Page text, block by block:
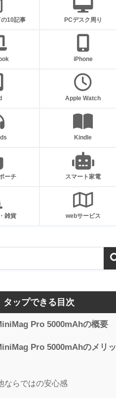
10記事 PCデスク周り
iPhone
Apple Watch
Kindle
ーチ スマート家電
雑貨 webサービス
タップできる目次
Pro 5000mAhの概要
Pro 5000mAhのメリッ
ならではの安心感